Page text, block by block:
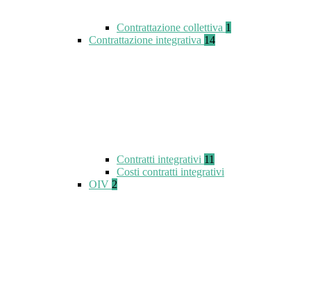
Contrattazione collettiva 1
Contrattazione integrativa 14
Contratti integrativi 11
Costi contratti integrativi
OIV 2